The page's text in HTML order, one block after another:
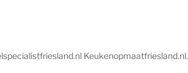
Keukenopmaatfriesland.nl.